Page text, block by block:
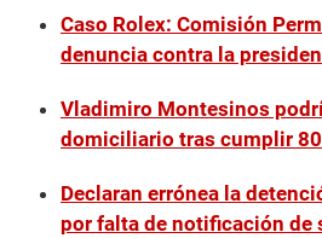
Caso Rolex: Comisión
denuncia contra la
Vladimiro Montesinos
domiciliario tras cumplir
Declaran errónea la
por falta de notificación de